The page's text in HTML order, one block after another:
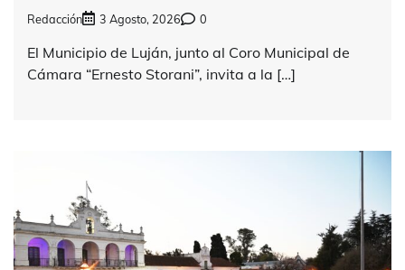
Redacción 3 Agosto, 2026 0
El Municipio de Luján, junto al Coro Municipal de
Cámara “Ernesto Storani”, invita a la […]